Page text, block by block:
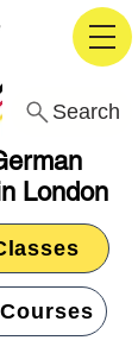
London
Search